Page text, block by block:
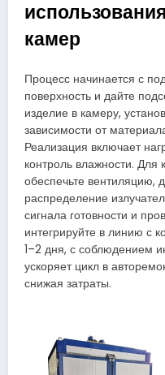
камер
Процесс начинается с
поверхность и дайте
изделие в камеру,
зависимости от
Реализация включает
контроль влажности. Для
обеспечьте
распределение
сигнала готовности и
интегрируйте в линию с
1–2 дня, с соблюдением
ускоряет цикл в
снижая затраты.